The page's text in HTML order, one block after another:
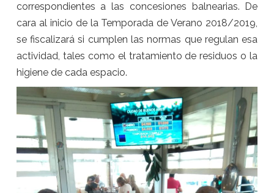
correspondientes a las concesiones balnearias. De
cara al inicio de la Temporada de Verano 2018/2019,
se fiscalizará si cumplen las normas que regulan esa
actividad, tales como el tratamiento de residuos o la
higiene de cada espacio.